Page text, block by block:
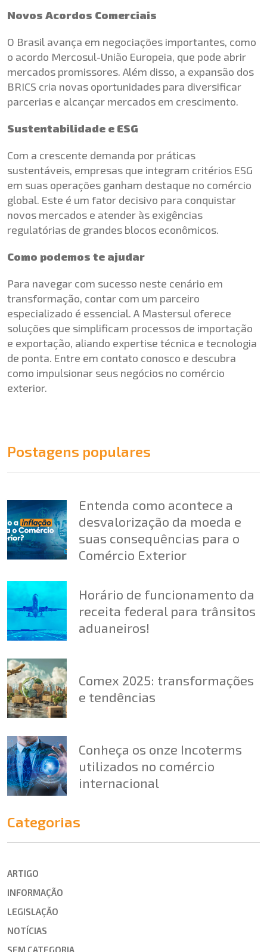
Novos Acordos Comerciais
O Brasil avança em negociações importantes, como
o acordo Mercosul-União Europeia, que pode abrir
mercados promissores. Além disso, a expansão dos
BRICS cria novas oportunidades para diversificar
parcerias e alcançar mercados em crescimento.
Sustentabilidade e ESG
Com a crescente demanda por práticas
sustentáveis, empresas que integram critérios ESG
em suas operações ganham destaque no comércio
global. Este é um fator decisivo para conquistar
novos mercados e atender às exigências
regulatórias de grandes blocos econômicos.
Como podemos te ajudar
Para navegar com sucesso neste cenário em
transformação, contar com um parceiro
especializado é essencial. A Mastersul oferece
soluções que simplificam processos de importação
e exportação, aliando expertise técnica e tecnologia
de ponta. Entre em contato conosco e descubra
como impulsionar seus negócios no comércio
exterior.
Postagens populares
Entenda como acontece a
desvalorização da moeda e
suas consequências para o
Comércio Exterior
Horário de funcionamento da
receita federal para trânsitos
aduaneiros!
Comex 2025: transformações
e tendências
Conheça os onze Incoterms
utilizados no comércio
internacional
Categorias
ARTIGO
INFORMAÇÃO
LEGISLAÇÃO
NOTÍCIAS
SEM CATEGORIA